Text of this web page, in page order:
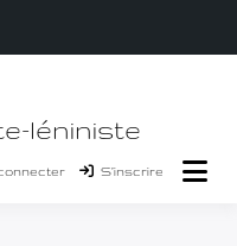
léniniste
S’inscrire